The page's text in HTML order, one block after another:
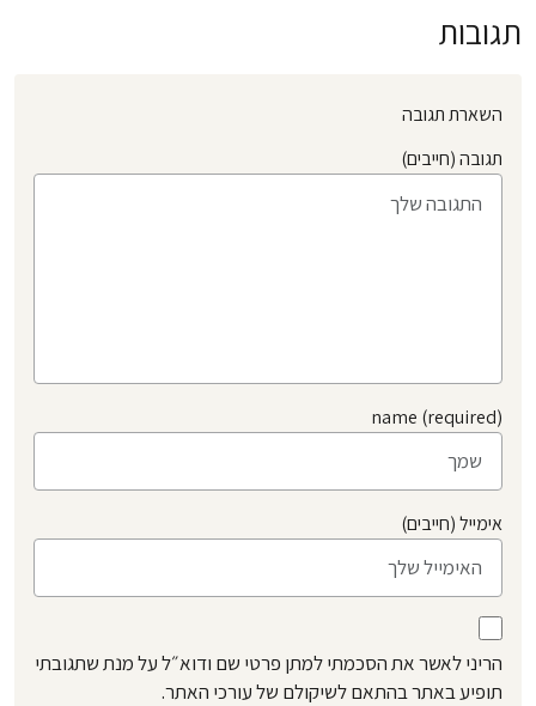
תגובות
השארת תגובה
תגובה (חייבים)
name (required)
אימייל (חייבים)
הריני לאשר את הסכמתי למתן פרטי שם ודוא״ל על מנת שתגובתי
תופיע באתר בהתאם לשיקולם של עורכי האתר.